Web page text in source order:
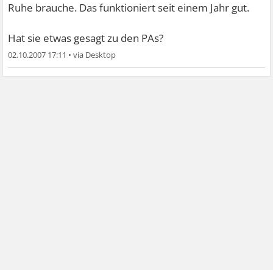
Ruhe brauche. Das funktioniert seit einem Jahr gut.
Hat sie etwas gesagt zu den PAs?
02.10.2007 17:11 •